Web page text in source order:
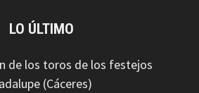
LO ÚLTIMO
de los toros de los festejos
(Cáceres)